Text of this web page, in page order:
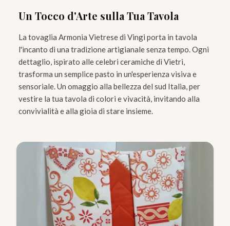
Un Tocco d'Arte sulla Tua Tavola
La tovaglia Armonia Vietrese di Vingi porta in tavola
l'incanto di una tradizione artigianale senza tempo. Ogni
dettaglio, ispirato alle celebri ceramiche di Vietri,
trasforma un semplice pasto in un'esperienza visiva e
sensoriale. Un omaggio alla bellezza del sud Italia, per
vestire la tua tavola di colori e vivacità, invitando alla
convivialità e alla gioia di stare insieme.